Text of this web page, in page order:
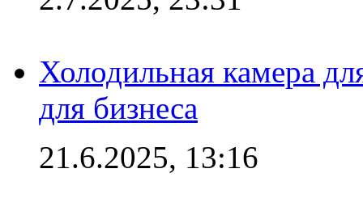
Холодильная камера
для бизнеса
21.6.2025, 13:16